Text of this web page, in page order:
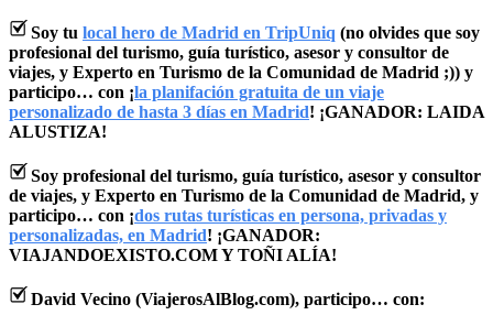
Soy tu local hero de Madrid en TripUniq (no olvides que soy
profesional del turismo, guía turístico, asesor y consultor de
viajes, y Experto en Turismo de la Comunidad de Madrid ;)) y
participo… con ¡la planifación gratuita de un viaje
personalizado de hasta 3 días en Madrid! ¡GANADOR: LAIDA
ALUSTIZA!
Soy profesional del turismo, guía turístico, asesor y consultor
de viajes, y Experto en Turismo de la Comunidad de Madrid, y
participo… con ¡dos rutas turísticas en persona, privadas y
personalizadas, en Madrid! ¡GANADOR:
VIAJANDOEXISTO.COM Y TOÑI ALÍA!
David Vecino (ViajerosAlBlog.com), participo… con: